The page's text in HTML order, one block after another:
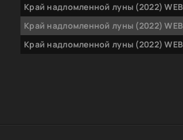
Край надломленной луны (2022)
Край надломленной луны (2022)
Край надломленной луны (2022)